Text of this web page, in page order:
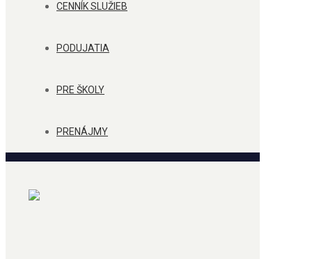
CENNÍK SLUŽIEB
PODUJATIA
PRE ŠKOLY
PRENÁJMY